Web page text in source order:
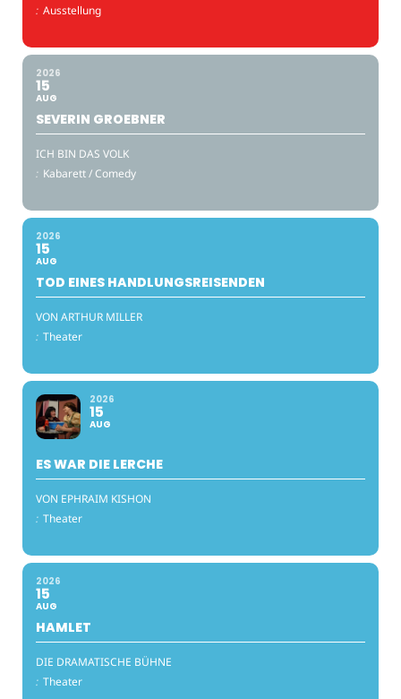
: Ausstellung
2026
15
AUG
SEVERIN GROEBNER
ICH BIN DAS VOLK
: Kabarett / Comedy
2026
15
AUG
TOD EINES HANDLUNGSREISENDEN
VON ARTHUR MILLER
: Theater
2026
15
AUG
ES WAR DIE LERCHE
VON EPHRAIM KISHON
: Theater
2026
15
AUG
HAMLET
DIE DRAMATISCHE BÜHNE
: Theater